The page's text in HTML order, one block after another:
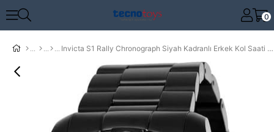
0
Invicta S1 Rally Chronograph Siyah Kadranlı Erkek Kol Saati 26101